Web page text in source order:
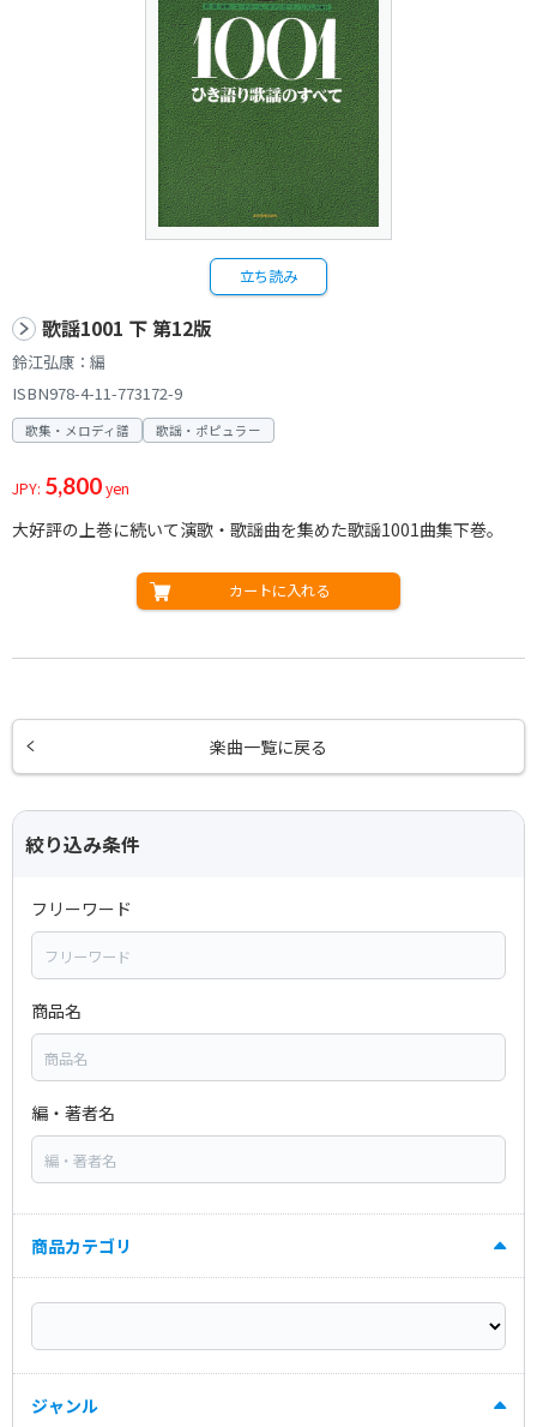
立ち読み
歌謡1001 下 第12版
鈴江弘康：編
ISBN978-4-11-773172-9
歌集・メロディ譜 歌謡・ポピュラー
JPY: 5,800yen
大好評の上巻に続いて演歌・歌謡曲を集めた歌謡1001曲集下巻。
カートに入れる
楽曲一覧に戻る
絞り込み条件
フリーワード
商品名
編・著者名
商品カテゴリ
ジャンル